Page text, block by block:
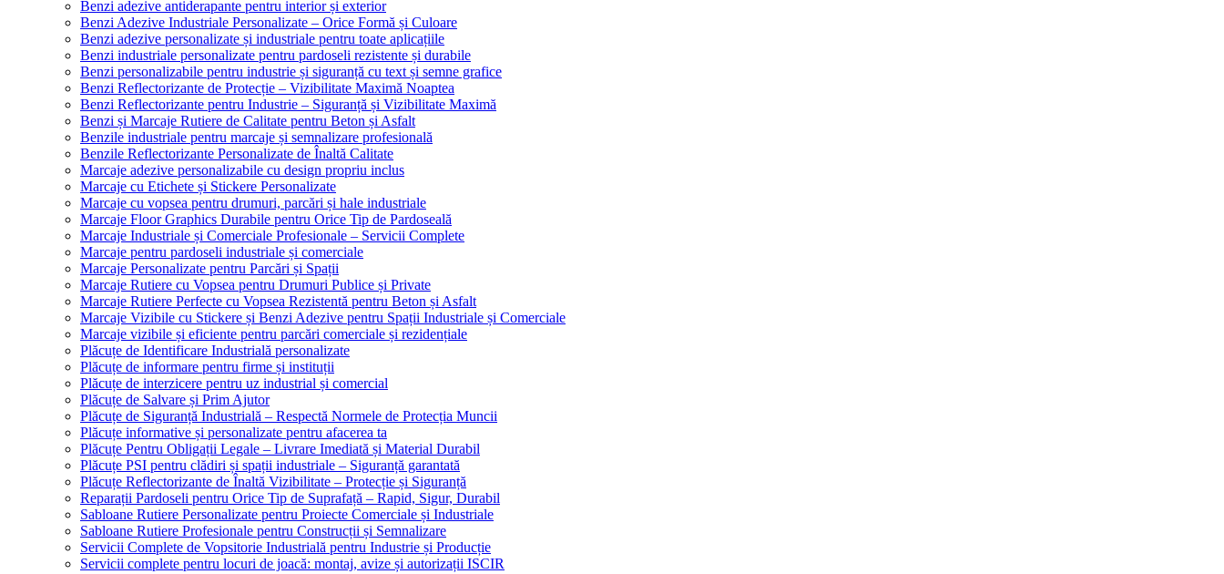
Benzi adezive antiderapante pentru interior și exterior
Benzi Adezive Industriale Personalizate – Orice Formă și Culoare
Benzi adezive personalizate și industriale pentru toate aplicațiile
Benzi industriale personalizate pentru pardoseli rezistente și durabile
Benzi personalizabile pentru industrie și siguranță cu text și semne grafice
Benzi Reflectorizante de Protecție – Vizibilitate Maximă Noaptea
Benzi Reflectorizante pentru Industrie – Siguranță și Vizibilitate Maximă
Benzi și Marcaje Rutiere de Calitate pentru Beton și Asfalt
Benzile industriale pentru marcaje și semnalizare profesională
Benzile Reflectorizante Personalizate de Înaltă Calitate
Marcaje adezive personalizabile cu design propriu inclus
Marcaje cu Etichete și Stickere Personalizate
Marcaje cu vopsea pentru drumuri, parcări și hale industriale
Marcaje Floor Graphics Durabile pentru Orice Tip de Pardoseală
Marcaje Industriale și Comerciale Profesionale – Servicii Complete
Marcaje pentru pardoseli industriale și comerciale
Marcaje Personalizate pentru Parcări și Spații
Marcaje Rutiere cu Vopsea pentru Drumuri Publice și Private
Marcaje Rutiere Perfecte cu Vopsea Rezistentă pentru Beton și Asfalt
Marcaje Vizibile cu Stickere și Benzi Adezive pentru Spații Industriale și Comerciale
Marcaje vizibile și eficiente pentru parcări comerciale și rezidențiale
Plăcuțe de Identificare Industrială personalizate
Plăcuțe de informare pentru firme și instituții
Plăcuțe de interzicere pentru uz industrial și comercial
Plăcuțe de Salvare și Prim Ajutor
Plăcuțe de Siguranță Industrială – Respectă Normele de Protecția Muncii
Plăcuțe informative și personalizate pentru afacerea ta
Plăcuțe Pentru Obligații Legale – Livrare Imediată și Material Durabil
Plăcuțe PSI pentru clădiri și spații industriale – Siguranță garantată
Plăcuțe Reflectorizante de Înaltă Vizibilitate – Protecție și Siguranță
Reparații Pardoseli pentru Orice Tip de Suprafață – Rapid, Sigur, Durabil
Sabloane Rutiere Personalizate pentru Proiecte Comerciale și Industriale
Sabloane Rutiere Profesionale pentru Construcții și Semnalizare
Servicii Complete de Vopsitorie Industrială pentru Industrie și Producție
Servicii complete pentru locuri de joacă: montaj, avize și autorizații ISCIR